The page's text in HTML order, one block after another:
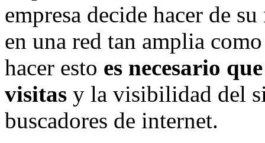
empresa decide hacer de
en una red tan amplia
hacer esto es necesario
visitas y la visibilidad del
buscadores de internet.